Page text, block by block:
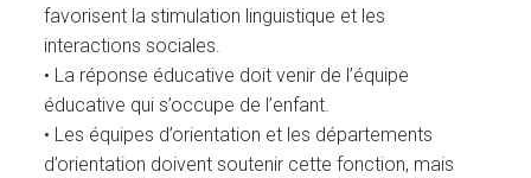
favorisent la stimulation linguistique et les
interactions sociales.
• La réponse éducative doit venir de l’équipe
éducative qui s’occupe de l’enfant.
• Les équipes d’orientation et les départements
d’orientation doivent soutenir cette fonction, mais